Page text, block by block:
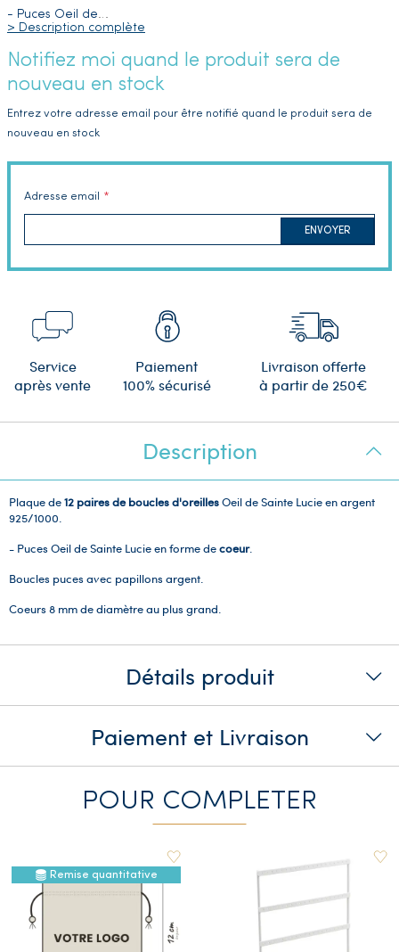
- Puces Oeil de…
> Description complète
Notifiez moi quand le produit sera de
nouveau en stock
Entrez votre adresse email pour être notifié quand le produit sera de
nouveau en stock
Adresse email
ENVOYER
Service
après vente
Paiement
100% sécurisé
Livraison offerte
à partir de 250€
Description
Plaque de12 paires de boucles d'oreillesOeil de Sainte Lucie en argent
925/1000.
- Puces Oeil de Sainte Lucie en forme decoeur.
Boucles puces avec papillons argent.
Coeurs 8 mm de diamètre au plus grand.
Détails produit
Paiement et Livraison
POUR COMPLETER
Remise quantitative